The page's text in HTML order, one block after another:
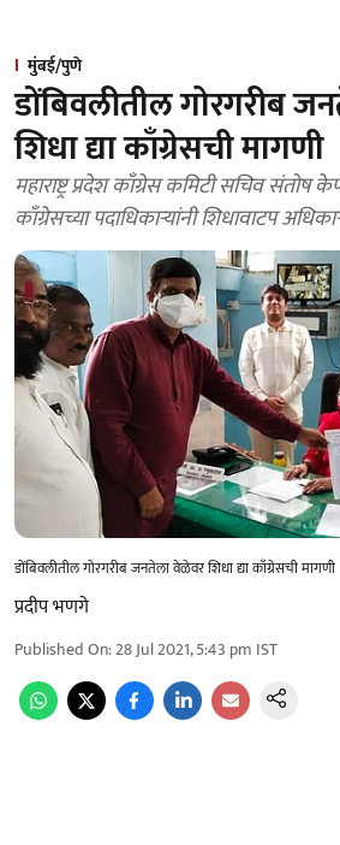
मुंबई/पुणे
डोंबिवलीतील गोरगरीब
शिधा द्या काँग्रेसची मागणी
महाराष्ट्र प्रदेश काँग्रेस कमिटी सचिव संतोष
काँग्रेसच्या पदाधिकाऱ्यांनी शिधावाटप
डोंबिवलीतील गोरगरीब जनतेला वेळेवर शिधा द्या काँग्रेसची मागणी
प्रदीप भणगे
Published On:28 Jul 2021, 5:43 pm IST